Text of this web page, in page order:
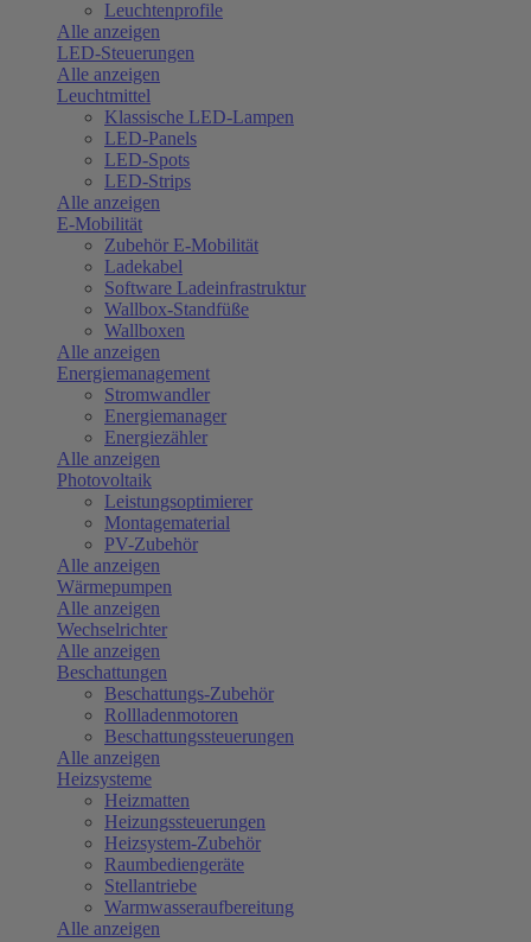
Leuchtenprofile
Alle anzeigen
LED-Steuerungen
Alle anzeigen
Leuchtmittel
Klassische LED-Lampen
LED-Panels
LED-Spots
LED-Strips
Alle anzeigen
E-Mobilität
Zubehör E-Mobilität
Ladekabel
Software Ladeinfrastruktur
Wallbox-Standfüße
Wallboxen
Alle anzeigen
Energiemanagement
Stromwandler
Energiemanager
Energiezähler
Alle anzeigen
Photovoltaik
Leistungsoptimierer
Montagematerial
PV-Zubehör
Alle anzeigen
Wärmepumpen
Alle anzeigen
Wechselrichter
Alle anzeigen
Beschattungen
Beschattungs-Zubehör
Rollladenmotoren
Beschattungssteuerungen
Alle anzeigen
Heizsysteme
Heizmatten
Heizungssteuerungen
Heizsystem-Zubehör
Raumbediengeräte
Stellantriebe
Warmwasseraufbereitung
Alle anzeigen